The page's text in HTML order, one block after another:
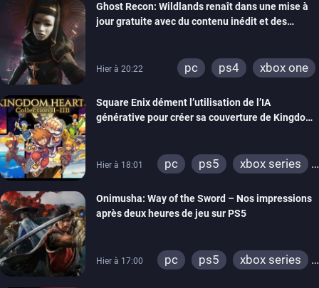
xbox one
nintendo 64
Ghost Recon: Wildlands renaît dans une mise à
jour gratuite avec du contenu inédit et des
Hier à 20:22 pc ps4 xbox one
Square Enix dément l’utilisation de l’IA
générative pour créer sa couverture de Kingdom
Hier à 18:01 pc ps5
xbox series
Onimusha: Way of the Sword – Nos impressions
après deux heures de jeu sur PS5
Hier à 17:00 pc ps5
xbox series